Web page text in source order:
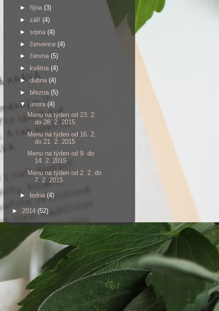
► října (3)
► září (4)
► srpna (4)
► července (4)
► června (5)
►
května (4)
► dubna (4)
► března (5)
▼ února (4)
Menu na týden od 23. 2.
do 28. 2. 2015
Menu na týden od 16. 2.
do 21. 2. 2015
Menu na týden od 9. do
14. 2. 2015
Menu na týden od 2. 2. do
7. 2. 2015
► ledna (4)
► 2014 (52)